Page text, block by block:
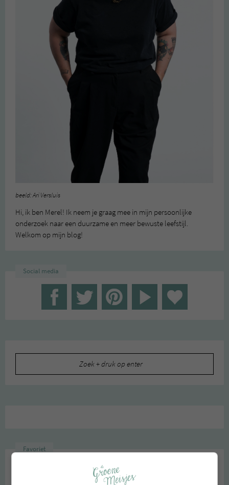
beeld: Ari Versluis
Hi, ik ben Merel! Ik neem je graag mee in mijn persoonlijke
onderzoek naar een duurzame en meer bewuste leefstijl.
Welkom op mijn blog!
Social media
Favoriet